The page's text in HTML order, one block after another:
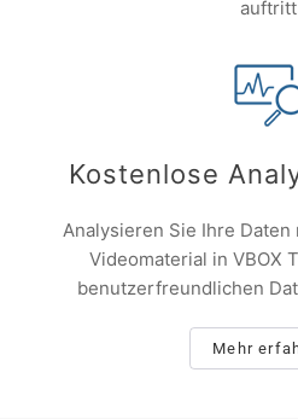
Kostenlose
Analysieren Sie Ihre
Videomaterial in VBOX
benutzerfreundlichen
Mehr